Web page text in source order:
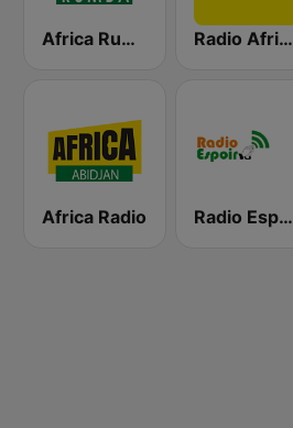
Africa Rumba Radio Africa 1
Africa Radio Radio Espoir